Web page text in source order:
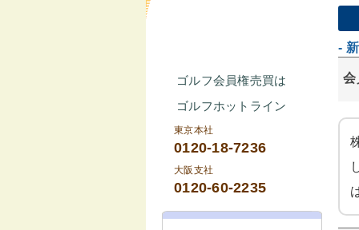
ゴルフ会員権売買は
ゴルフホットライン
東京本社
0120-18-7236
大阪支社
0120-60-2235
-
会